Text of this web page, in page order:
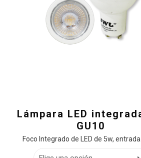
Lámpara LED
GU10
Foco Integrado de LED de 5w, entrada